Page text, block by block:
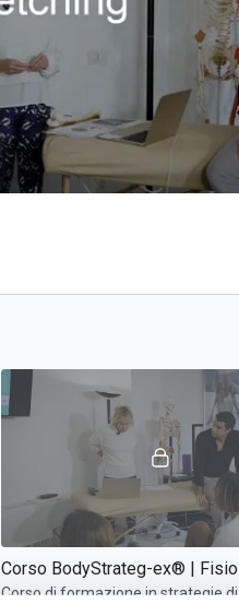
Corso di formazione in strategie di